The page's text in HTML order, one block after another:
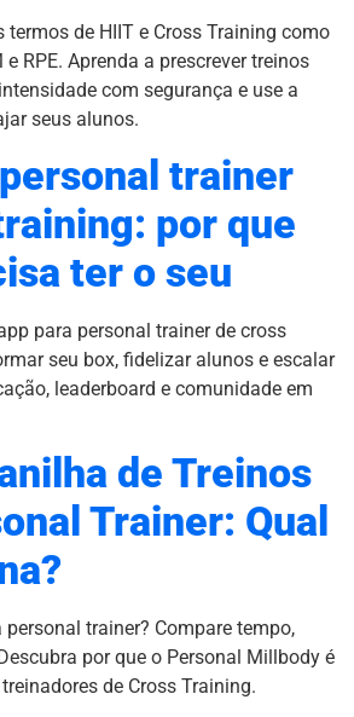
termos de HIIT e Cross Training como
e RPE. Aprenda a prescrever treinos
com segurança e use a
seus alunos.
trainer
por que
ter o seu
para personal trainer de cross
seu box, fidelizar alunos e escalar
leaderboard e comunidade em
de Treinos
Trainer: Qual
trainer? Compare tempo,
por que o Personal Millbody é
de Cross Training.